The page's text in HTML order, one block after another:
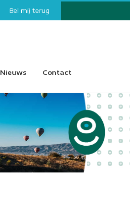
Bel mij terug
Nieuws Contact